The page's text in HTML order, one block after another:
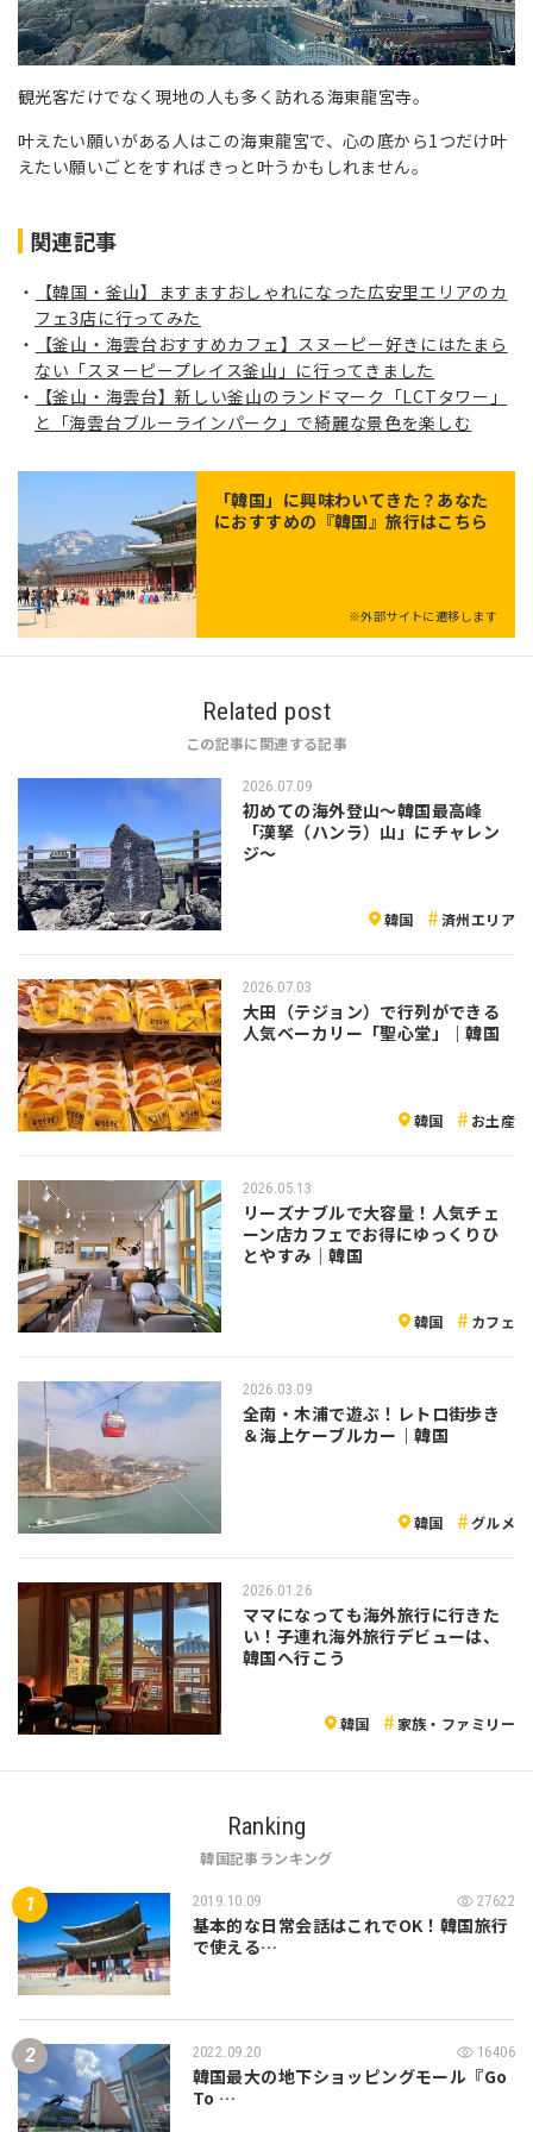
観光客だけでなく現地の人も多く訪れる海東龍宮寺。
叶えたい願いがある人はこの海東龍宮で、心の底から1つだけ叶
えたい願いごとをすればきっと叶うかもしれません。
関連記事
【韓国・釜山】ますますおしゃれになった広安里エリアのカ
フェ3店に行ってみた
【釜山・海雲台おすすめカフェ】スヌーピー好きにはたまら
ない「スヌーピープレイス釜山」に行ってきました
【釜山・海雲台】新しい釜山のランドマーク「LCTタワー」
と「海雲台ブルーラインパーク」で綺麗な景色を楽しむ
「韓国 」に興味わいてきた？あなた
におすすめの『韓国』旅行はこちら
※外部サイトに遷移します
Related post
この記事に関連する記事
2026.07.09
初めての海外登山～韓国最高峰
「漢拏（ハンラ）山」にチャレン
ジ～
韓国 済州エリア
2026.07.03
大田（テジョン）で行列ができる
人気ベーカリー「聖心堂」｜韓国
韓国 お土産
2026.05.13
リーズナブルで大容量！人気チェ
ーン店カフェでお得にゆっくりひ
とやすみ｜韓国
韓国 カフェ
2026.03.09
全南・木浦で遊ぶ！レトロ街歩き
＆海上ケーブルカー｜韓国
韓国 グルメ
2026.01.26
ママになっても海外旅行に行きた
い！子連れ海外旅行デビューは、
韓国へ行こう
韓国 家族・ファミリー
Ranking
韓国記事ランキング
2019.10.09 27622
基本的な日常会話はこれでOK！韓国旅行
で使える…
2022.09.20 16406
韓国最大の地下ショッピングモール『Go
To …